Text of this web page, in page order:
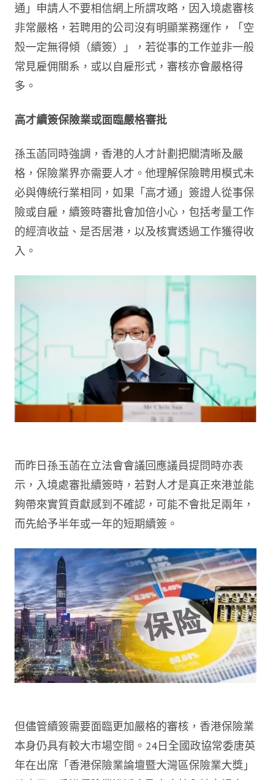
通」申請人不要相信網上所謂攻略，因入境處審核
非常嚴格，若聘用的公司沒有明顯業務運作，「空
殼一定無得傾（續簽）」，若從事的工作並非一般
常見雇佣關系，或以自雇形式，審核亦會嚴格得
多。
高才續簽保險業或面臨嚴格審批
孫玉菡同時強調，香港的人才計劃把關清晰及嚴
格，保險業界亦需要人才。他理解保險聘用模式未
必與傳統行業相同，如果「高才通」簽證人從事保
險或自雇，續簽時審批會加倍小心，包括考量工作
的經濟收益、是否居港，以及核實透過工作獲得收
入。
而昨日孫玉菡在立法會會議回應議員提問時亦表
示，入境處審批續簽時，若對人才是真正來港並能
夠帶來實質貢獻感到不確認，可能不會批足兩年，
而先給予半年或一年的短期續簽。
但儘管續簽需要面臨更加嚴格的審核，香港保險業
本身仍具有較大市場空間。24日全國政協常委唐英
年在出席「香港保險業論壇暨大灣區保險業大獎」